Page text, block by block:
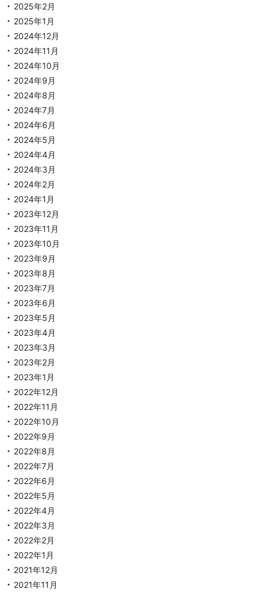
2025年2月
2025年1月
2024年12月
2024年11月
2024年10月
2024年9月
2024年8月
2024年7月
2024年6月
2024年5月
2024年4月
2024年3月
2024年2月
2024年1月
2023年12月
2023年11月
2023年10月
2023年9月
2023年8月
2023年7月
2023年6月
2023年5月
2023年4月
2023年3月
2023年2月
2023年1月
2022年12月
2022年11月
2022年10月
2022年9月
2022年8月
2022年7月
2022年6月
2022年5月
2022年4月
2022年3月
2022年2月
2022年1月
2021年12月
2021年11月